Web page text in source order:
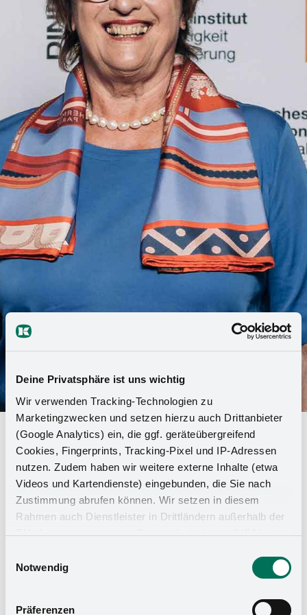
Deine Privatsphäre ist uns wichtig
Wir verwenden Tracking-Technologien zu
Marketingzwecken und setzen hierzu auch Drittanbieter
(Google Analytics) ein, die ggf. geräteübergreifend
Cookies, Fingerprints, Tracking-Pixel und IP-Adressen
nutzen. Zudem haben wir weitere externe Inhalte (etwa
Videos und Kartendienste) eingebunden, die Sie nach
Zustimmung abrufen können. Wir setzen in diesem
Rahmen auch Dienstleister in Drittländern außerhalb der
EU ohne angemessenes Datenschutzniveau (USA) ein,
zu Sicherheits- und Überwachungszwecken zugreifen,
Rechtsmittel einlegen können. Mit Ihrer Einstellung
Notwendig
Präferenzen
Digitale, innovativa, moderna:
Kesseböhmer è il "datore di lavoro
del futuro".
Orientamento al futuro e qualità come datore di
lavoro: ecco perché le aziende ricevono il premio
dell'innovazione per la sostenibilità e la